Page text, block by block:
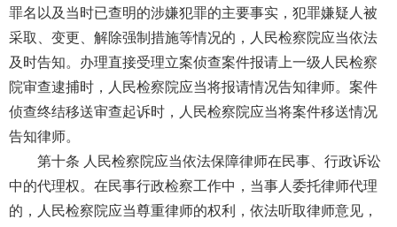
罪名以及当时已查明的涉嫌犯罪的主要事实，犯罪嫌疑人被
采取、变更、解除强制措施等情况的，人民检察院应当依法
及时告知。办理直接受理立案侦查案件报请上一级人民检察
院审查逮捕时，人民检察院应当将报请情况告知律师。案件
侦查终结移送审查起诉时，人民检察院应当将案件移送情况
告知律师。
第十条 人民检察院应当依法保障律师在民事、行政诉讼
中的代理权。在民事行政检察工作中，当事人委托律师代理
的，人民检察院应当尊重律师的权利，依法听取律师意见，